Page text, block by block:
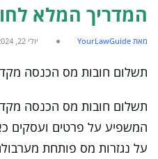
המדריך המלא
מאת YourLawGuide יולי 22, 2024
תשלום חובות מס הכנסה
תשלום חובות מס הכנסה
המשפיע על פרטים ועסקים
על נגזרות מס פותחת